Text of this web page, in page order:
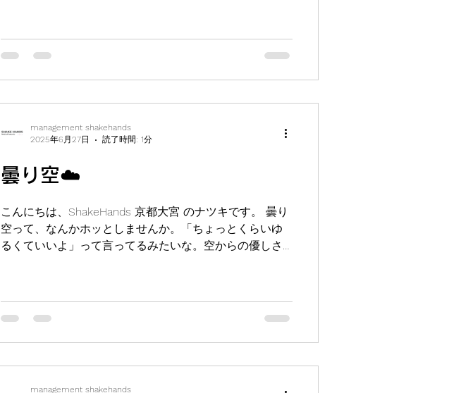
曇り空☁️
こんにちは、ShakeHands 京都大宮 のナツキです。 曇り
空って、なんかホッとしませんか。「ちょっとくらいゆ
るくていいよ」って言ってるみたいな。空からの優しさ
management shakehands
2025年6月27日
読了時間: 1分
management shakehands